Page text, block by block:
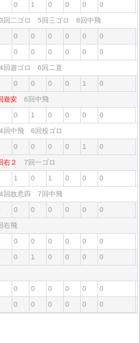
0 1 0 0 0 0
回二ゴロ 5回三ゴロ 8回中飛
0 0 0 0 0 0
0 0 0 0 0 0
回遊ゴロ 6回二直
0 0 0 0 1 0
遊安 6回中飛
0 1 0 0 0 0
回中飛 6回投ゴロ
0 0 0 0 1 0
右２ 7回一ゴロ
1 0 1 0 0 0
4回故意四 7回中飛
0 0 0 0 0 0
右飛
0 0 0 0 0 0
0 1 0 0 0 0
0 0 0 0 0 0
0 0 0 0 0 0